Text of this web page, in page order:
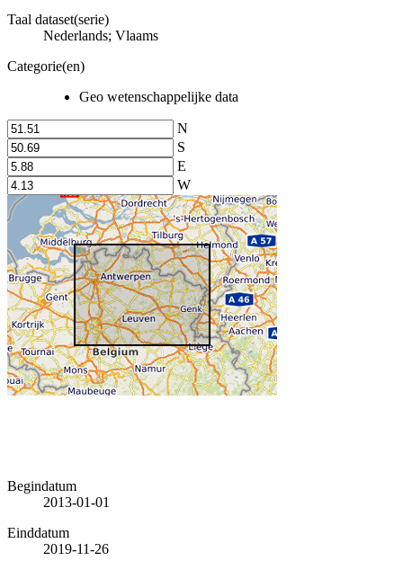
Taal dataset(serie)
Nederlands; Vlaams
Categorie(en)
Geo wetenschappelijke data
N
S
E
W
Begindatum
2013-01-01
Einddatum
2019-11-26